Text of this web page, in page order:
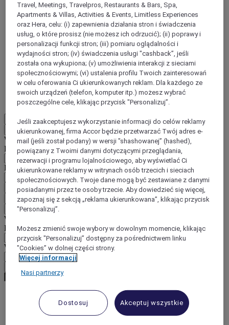
ALL Accor+ Voyager
15% znizki przez cały rok na pobyty w ponad 30
markach
DOŁĄCZ TERAZ
Więcej
Wstecz
Wybierz kraj i język poniżej
Region
Kraj/region-język
Potwierdź kraj i język
EUR (€)
Wstecz
Wybierz walutę poniżej
Region
Waluta
World
Europe
Travel, Meetings, Travelpros, Restaurants & Bars, Spa,
Apartments & Villas, Activities & Events, Limitless Experiences
oraz Hera, celu: (i) zapewnienia działania stron i świadczenia
usług, o które prosisz (nie możesz ich odrzucić); (ii) poprawy i
personalizacji funkcji stron; (iii) pomiaru oglądalności i
wydajności stron; (iv) świadczenia usługi "cashback”, jeśli
została ona wykupiona; (v) umożliwienia interakcji z sieciami
społecznościowymi; (vi) ustalenia profilu Twoich zainteresowań
w celu oferowania Ci ukierunkowanych reklam. Dla każdego ze
swoich urządzeń (telefon, komputer itp.) możesz wybrać
poszczególne cele, klikając przycisk "Personalizuj”.
Jeśli zaakceptujesz wykorzystanie informacji do celów reklamy
ukierunkowanej, firma Accor będzie przetwarzać Twój adres e-
mail (jeśli został podany) w wersji "shashowanej” (hashed),
powiązany z Twoimi danymi dotyczącymi przeglądania,
rezerwacji i programu lojalnościowego, aby wyświetlać Ci
ukierunkowane reklamy w witrynach osób trzecich i sieciach
społecznościowych. Twoje dane mogą być zestawiane z danymi
posiadanymi przez te osoby trzecie. Aby dowiedzieć się więcej,
zapoznaj się z sekcją „reklama ukierunkowana”, klikając przycisk
"Personalizuj”.
Możesz zmienić swoje wybory w dowolnym momencie, klikając
przycisk "Personalizuj” dostępny za pośrednictwem linku
"Cookies” w dolnej części strony.
Więcej informacji
Nasi partnerzy
Dostosuj Akceptuj wszystkie